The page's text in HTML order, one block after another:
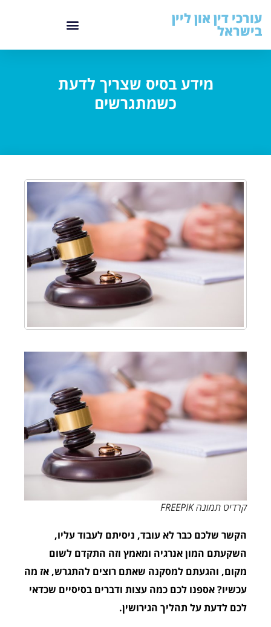
עורכי דין און ליין
בישראל
מידע בסיס שצריך לדעת
כשמתגרשים
קרדיט תמונה FREEPIK
הקשר שלכם כבר לא עובד, ניסיתם לעבוד עליו,
השקעתם המון אנרגיה ומאמץ וזה התקדם לשום
מקום, והגעתם למסקנה שאתם רוצים להתגרש, אז מה
עכשיו? אספנו לכם כמה עצות ודברים בסיסיים שכדאי
לכם לדעת על תהליך הגירושין.